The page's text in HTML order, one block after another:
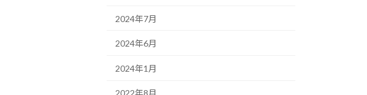
2024年7月
2024年6月
2024年1月